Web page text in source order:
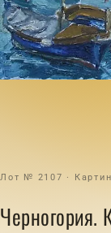
Лот № 2107 ·
Черногория.